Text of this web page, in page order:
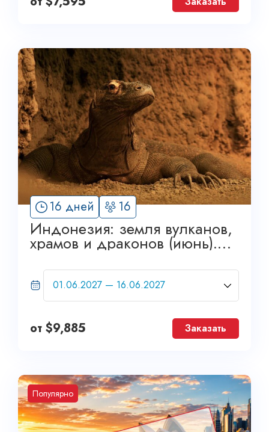
16 дней 16
Индонезия: земля вулканов,
храмов и драконов (июнь).
Grand Tour
от $9,885 Заказать
Популярно